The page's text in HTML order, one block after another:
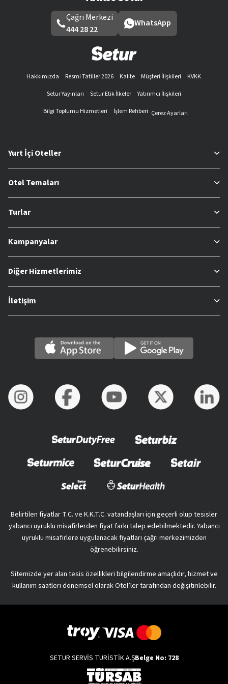
Çağrı Merkezi
444 28 22
WhatsApp
Hakkımızda Resmi Tatiller 2026 Kalite Müşteri İlişkileri
KVKK
Setur Yayınları
Setur Etik İlkeler
Yatırımcı İlişkileri
Bilgi Toplumu Hizmetleri
İşlem Rehberi Çerez Ayarları
Yurt İçi Oteller
Otel Temaları
Turlar
Kampanyalar
Diğer Hizmetlerimiz
İletişim
Belirtilen fiyatlar T.C. ve K.K.T.C. vatandaşları için geçerli olup tesisler
yabancı uyruklu misafirlerden fiyat farkı talep edebilmektedir. Yabancı
uyruklu misafirlere uygulanacak fiyatları çağrı merkezimizden
öğrenebilirsiniz.
Sitemizde yer alan tesis özellikleri bilgilendirme amaçlıdır, hizmet ve
kullanım saatleri dönemsel olarak Otel’ler tarafından değişitirilebilir.
SETUR SERVİS TURİSTİK A.ŞBelge No: 728